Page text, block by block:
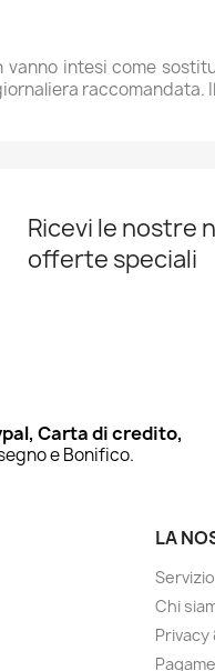
vanno intesi come
Ricevi le nostre
offerte speciali
Carta di credito,
e Bonifico.
LA
Chi
Privacy